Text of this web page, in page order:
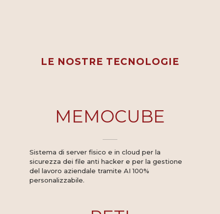
LE NOSTRE TECNOLOGIE
MEMOCUBE
Sistema di server fisico e in cloud per la
sicurezza dei file anti hacker e per la gestione
del lavoro aziendale tramite AI 100%
personalizzabile.